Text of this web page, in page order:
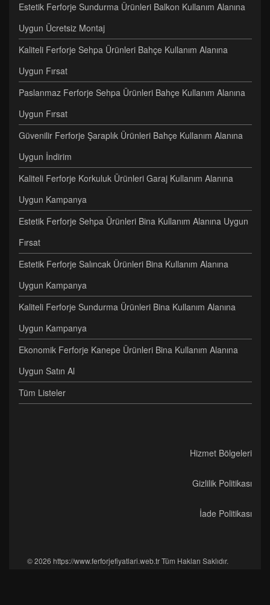
Estetik Ferforje Sundurma Ürünleri Balkon Kullanım Alanına
Uygun Ücretsiz Montaj
Kaliteli Ferforje Sehpa Ürünleri Bahçe Kullanım Alanına
Uygun Fırsat
Paslanmaz Ferforje Sehpa Ürünleri Bahçe Kullanım Alanına
Uygun Fırsat
Güvenilir Ferforje Şaraplık Ürünleri Bahçe Kullanım Alanına
Uygun İndirim
Kaliteli Ferforje Korkuluk Ürünleri Garaj Kullanım Alanına
Uygun Kampanya
Estetik Ferforje Sehpa Ürünleri Bina Kullanım Alanına Uygun
Fırsat
Estetik Ferforje Salıncak Ürünleri Bina Kullanım Alanına
Uygun Kampanya
Kaliteli Ferforje Sundurma Ürünleri Bina Kullanım Alanına
Uygun Kampanya
Ekonomik Ferforje Kanepe Ürünleri Bina Kullanım Alanına
Uygun Satın Al
Tüm Listeler
Hizmet Bölgeleri
Gizlilik Politikası
İade Politikası
© 2026 https://www.ferforjefiyatlari.web.tr Tüm Hakları Saklıdır.